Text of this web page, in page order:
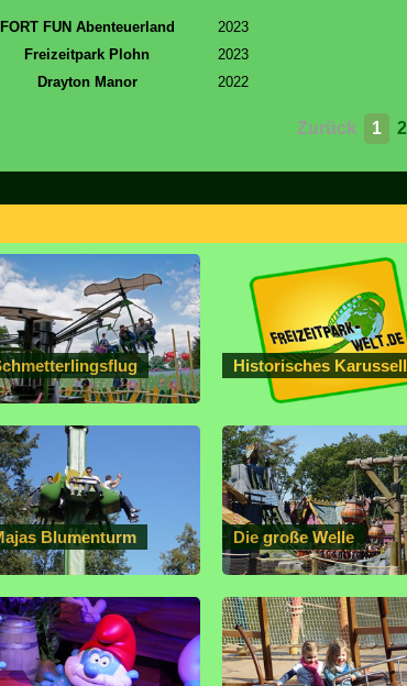
FORT FUN Abenteuerland
2023
Freizeitpark Plohn
2023
Drayton Manor 2022
Zurück 1 2
Historisches Karussell
Blumenturm Die große Welle